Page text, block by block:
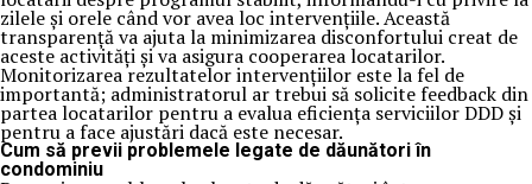
zilele și orele când vor avea loc intervențiile. Această
transparență va ajuta la minimizarea disconfortului creat de
aceste activități și va asigura cooperarea locatarilor.
Monitorizarea rezultatelor intervențiilor este la fel de
importantă; administratorul ar trebui să solicite feedback din
partea locatarilor pentru a evalua eficiența serviciilor DDD și
pentru a face ajustări dacă este necesar.
Cum să previi problemele legate de dăunători în
condominiu